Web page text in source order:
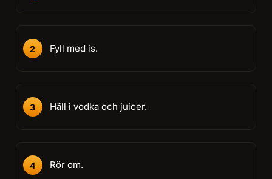
Fyll med is.
Häll i vodka och juicer.
Rör om.